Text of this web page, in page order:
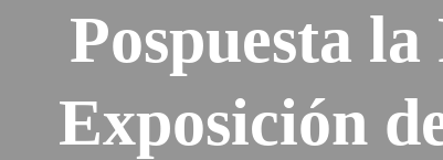
Pospuesta
Exposición